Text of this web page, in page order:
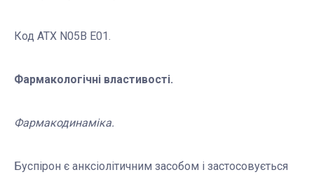
Код АТХ N05В Е01.
Фармакологічні властивості.
Фармакодинаміка.
Буспірон є анксіолітичним засобом і застосовується